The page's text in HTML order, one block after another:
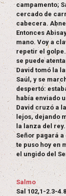
campamento;
cercado de
cabecera.
Entonces
mano. Voy a
repetir el
se puede
David tomó la
Saúl, y se
despertó:
había enviado
David cruzó a
lejos, dejando
la lanza del
Señor pagará a
te puso hoy en
el ungido del
Salmo
Sal 102,1-2.3-